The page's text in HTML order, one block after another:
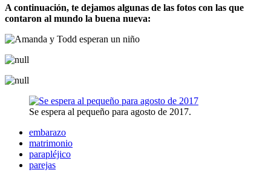
A continuación, te dejamos algunas de las fotos con las que
contaron al mundo la buena nueva:
Se espera al pequeño para agosto de 2017.
embarazo
matrimonio
parapléjico
parejas